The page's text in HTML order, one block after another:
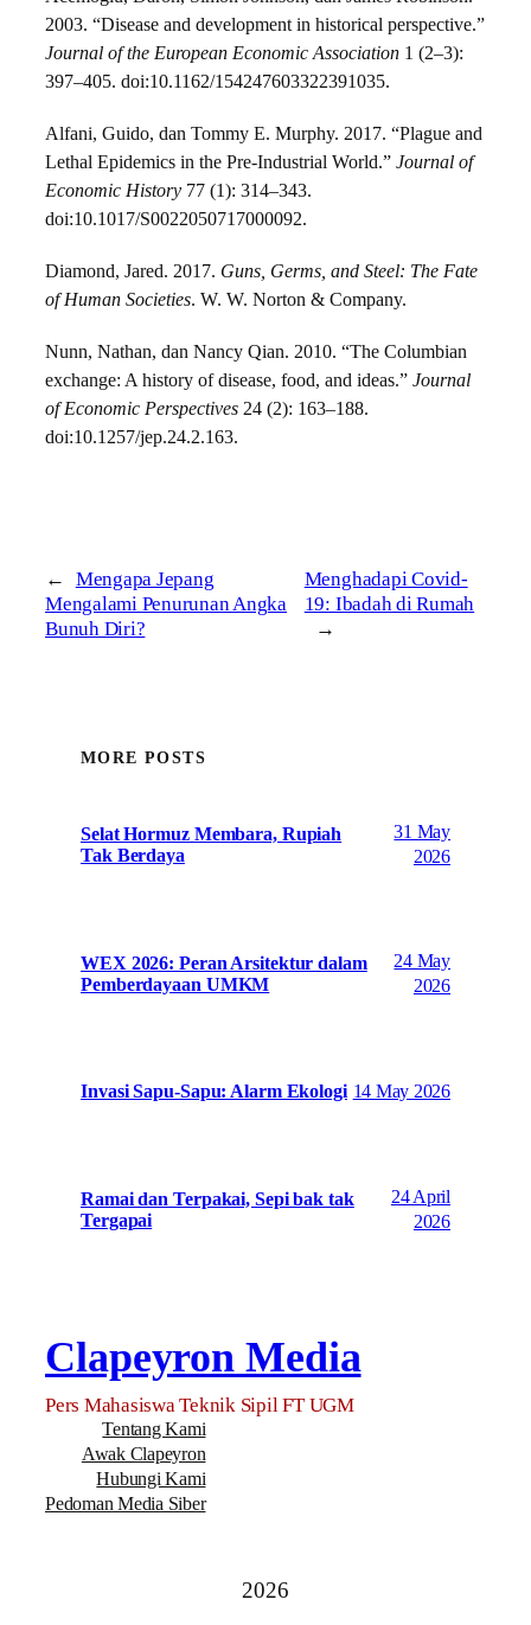
2003. “Disease and development in historical perspective.”
Journal of the European Economic Association 1 (2–3):
397–405. doi:10.1162/154247603322391035.
Alfani, Guido, dan Tommy E. Murphy. 2017. “Plague and
Lethal Epidemics in the Pre-Industrial World.” Journal of
Economic History 77 (1): 314–343.
doi:10.1017/S0022050717000092.
Diamond, Jared. 2017. Guns, Germs, and Steel: The Fate
of Human Societies. W. W. Norton & Company.
Nunn, Nathan, dan Nancy Qian. 2010. “The Columbian
exchange: A history of disease, food, and ideas.” Journal
of Economic Perspectives 24 (2): 163–188.
doi:10.1257/jep.24.2.163.
←
Mengapa Jepang
Mengalami Penurunan Angka
Bunuh Diri?
Menghadapi Covid-
19: Ibadah di Rumah
→
MORE POSTS
Selat Hormuz Membara, Rupiah
Tak Berdaya
31 May
2026
WEX 2026: Peran Arsitektur dalam
Pemberdayaan UMKM
24 May
2026
Invasi Sapu-Sapu: Alarm Ekologi 14 May 2026
Ramai dan Terpakai, Sepi bak tak
Tergapai
24 April
2026
Clapeyron Media
Pers Mahasiswa Teknik Sipil FT UGM
Tentang Kami
Awak Clapeyron
Hubungi Kami
Pedoman Media Siber
2026